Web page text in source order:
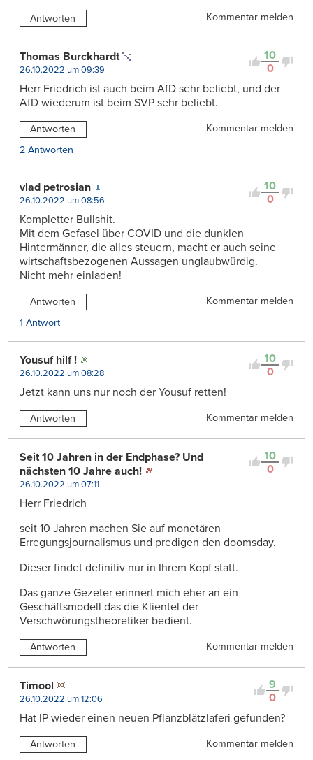
Antworten Kommentar melden
10
0
Thomas Burckhardt
26.10.2022 um 09:39
Herr Friedrich ist auch beim AfD sehr beliebt, und der
AfD wiederum ist beim SVP sehr beliebt.
Antworten
Kommentar melden
2 Antworten
10
0
vlad petrosian
26.10.2022 um 08:56
Kompletter Bullshit.
Mit dem Gefasel über COVID und die dunklen
Hintermänner, die alles steuern, macht er auch seine
wirtschaftsbezogenen Aussagen unglaubwürdig.
Nicht mehr einladen!
Antworten
Kommentar melden
1 Antwort
10
0
Yousuf hilf !
26.10.2022 um 08:28
Jetzt kann uns nur noch der Yousuf retten!
Antworten Kommentar melden
10
0
Seit 10 Jahren in der Endphase? Und
nächsten 10 Jahre auch!
26.10.2022 um 07:11
Herr Friedrich
seit 10 Jahren machen Sie auf monetären
Erregungsjournalismus und predigen den doomsday.
Dieser findet definitiv nur in Ihrem Kopf statt.
Das ganze Gezeter erinnert mich eher an ein
Geschäftsmodell das die Klientel der
Verschwörungstheoretiker bedient.
Antworten Kommentar melden
9
0
Timool
26.10.2022 um 12:06
Hat IP wieder einen neuen Pflanzblätzlaferi gefunden?
Antworten Kommentar melden